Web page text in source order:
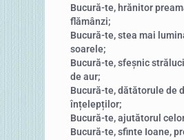
Bucură-te, hrănitor
flămânzi;
Bucură-te, stea mai
soarele;
Bucură-te, sfeșnic
de aur;
Bucură-te, dătătorule de
înțelepților;
Bucură-te, ajutătorul
Bucură-te, sfinte Ioane,